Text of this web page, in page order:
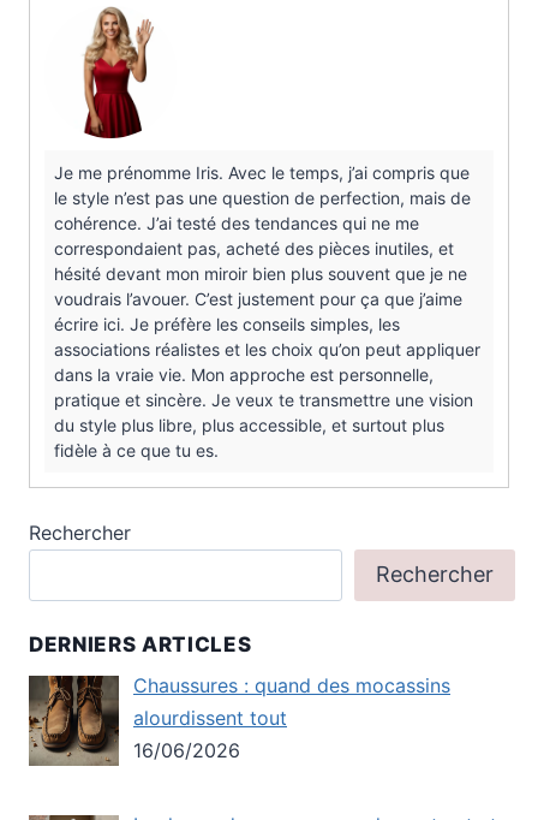
Je me prénomme Iris. Avec le temps, j’ai compris que
le style n’est pas une question de perfection, mais de
cohérence. J’ai testé des tendances qui ne me
correspondaient pas, acheté des pièces inutiles, et
hésité devant mon miroir bien plus souvent que je ne
voudrais l’avouer. C’est justement pour ça que j’aime
écrire ici. Je préfère les conseils simples, les
associations réalistes et les choix qu’on peut appliquer
dans la vraie vie. Mon approche est personnelle,
pratique et sincère. Je veux te transmettre une vision
du style plus libre, plus accessible, et surtout plus
fidèle à ce que tu es.
Rechercher
Rechercher
DERNIERS ARTICLES
Chaussures : quand des mocassins
alourdissent tout
16/06/2026